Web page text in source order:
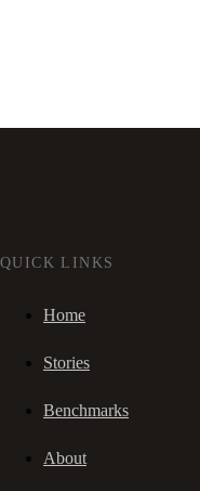
QUICK LINKS
Home
Stories
Benchmarks
About